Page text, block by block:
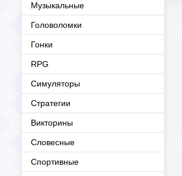
Музыкальные
Головоломки
Гонки
RPG
Симуляторы
Стратегии
Викторины
Словесные
Спортивные